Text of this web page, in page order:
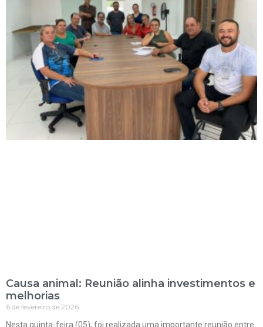
Causa animal: Reunião alinha investimentos e
melhorias
6 de fevereiro de 2026
Nesta quinta-feira (05), foi realizada uma importante reunião entre